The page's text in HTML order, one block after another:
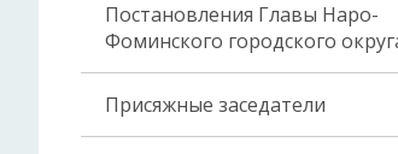
Постановления Главы Наро-
Фоминского городского
Присяжные заседатели